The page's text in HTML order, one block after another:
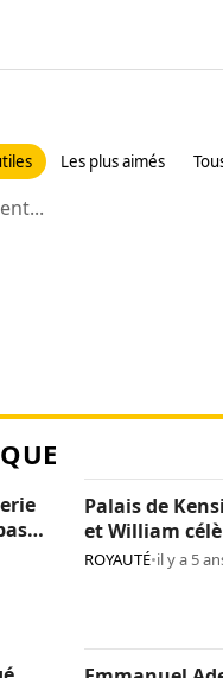
Les plus aimés
Palais de
et William
mariage
ROYAUTÉ•il y a 5